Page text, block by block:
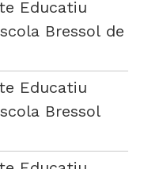
Educatiu
Bressol de
Educatiu
Bressol